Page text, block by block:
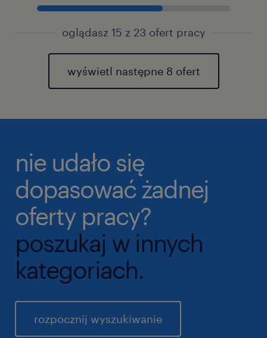
oglądasz 15 z 23 ofert pracy
wyświetl następne 8 ofert
nie udało się
dopasować żadnej
oferty pracy?
poszukaj w innych
kategoriach.
rozpocznij wyszukiwanie